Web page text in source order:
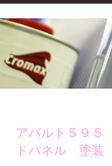
トピックス
サービス紹介
ブログ
会社紹介
お問い合わせ
アバルト５９
ドパネル 塗装